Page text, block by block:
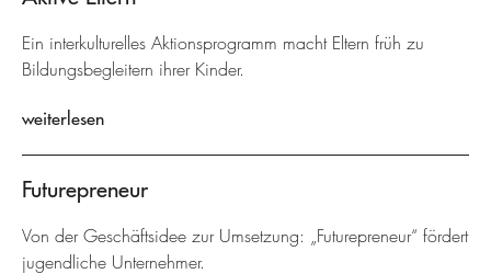
Ein interkulturelles Aktionsprogramm macht Eltern früh zu
Bildungsbegleitern ihrer Kinder.
weiterlesen
Futurepreneur
Von der Geschäftsidee zur Umsetzung: „Futurepreneur“ fördert
jugendliche Unternehmer.